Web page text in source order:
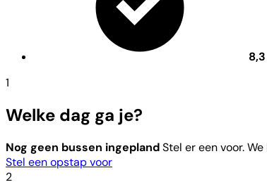
1
Welke dag ga je?
Nog geen bussen ingeplandStel er een voor.
Stel een opstap voor
2